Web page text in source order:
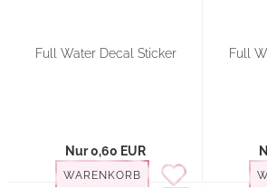
Full Water Decal Sticker
Nur 0,60 EUR
WARENKORB
Full